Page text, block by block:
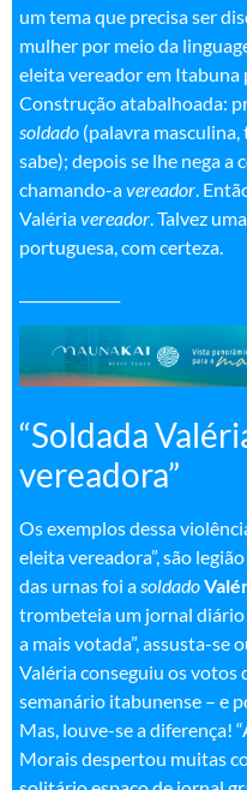
um tema que precisa ser
mulher por meio da
eleita vereador em Itabuna
Construção atabalhoada:
soldado (palavra
sabe); depois se lhe nega a
chamando-avereador .
Valériavereador . Talvez
portuguesa, com certeza.
“Soldada
vereadora”
Os exemplos dessa
eleita vereadora”, são
das urnas foi asoldado
trombeteia um jornal diário
a mais votada”, assusta-
Valéria conseguiu os votos
semanário itabunense – e
Mas, louve-se a diferença!
Morais despertou muitas